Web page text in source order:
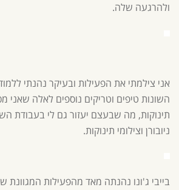
ולהרגעה שלה.
אני צילמתי את הפעילות ובעיקר נהנתי
השונות טיפים וטריקים נוספים לאלה שאני
תינוקות, מה שבעצם יעזור גם לי בעבודת
ניובורןוצילומי תינוקות.
בייבי ג'ונו נהנתה מאד מהפעילות המגוונת